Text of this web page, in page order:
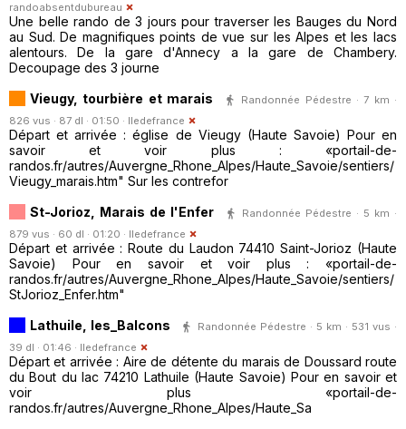
randoabsentdubureau
Une belle rando de 3 jours pour traverser les Bauges du Nord
au Sud. De magnifiques points de vue sur les Alpes et les lacs
alentours. De la gare d'Annecy a la gare de Chambery.
Decoupage des 3 journe
Vieugy, tourbière et marais
Randonnée Pédestre · 7 km ·
826 vus · 87 dl · 01:50 · Iledefrance
Départ et arrivée : église de Vieugy (Haute Savoie) Pour en
savoir et voir plus : «portail-de-
randos.fr/autres/Auvergne_Rhone_Alpes/Haute_Savoie/sentiers/
Vieugy_marais.htm" Sur les contrefor
St-Jorioz, Marais de l'Enfer
Randonnée Pédestre · 5 km ·
879 vus · 60 dl · 01:20 · Iledefrance
Départ et arrivée : Route du Laudon 74410 Saint-Jorioz (Haute
Savoie) Pour en savoir et voir plus : «portail-de-
randos.fr/autres/Auvergne_Rhone_Alpes/Haute_Savoie/sentiers/
StJorioz_Enfer.htm"
Lathuile, les_Balcons
Randonnée Pédestre · 5 km · 531 vus ·
39 dl · 01:46 · Iledefrance
Départ et arrivée : Aire de détente du marais de Doussard route
du Bout du lac 74210 Lathuile (Haute Savoie) Pour en savoir et
voir plus «portail-de-
randos.fr/autres/Auvergne_Rhone_Alpes/Haute_Sa